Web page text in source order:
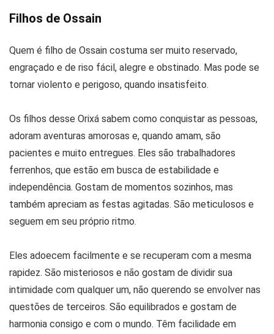
Filhos de Ossain
Quem é filho de Ossain costuma ser muito reservado,
engraçado e de riso fácil, alegre e obstinado. Mas pode se
tornar violento e perigoso, quando insatisfeito.
Os filhos desse Orixá sabem como conquistar as pessoas,
adoram aventuras amorosas e, quando amam, são
pacientes e muito entregues. Eles são trabalhadores
ferrenhos, que estão em busca de estabilidade e
independência. Gostam de momentos sozinhos, mas
também apreciam as festas agitadas. São meticulosos e
seguem em seu próprio ritmo.
Eles adoecem facilmente e se recuperam com a mesma
rapidez. São misteriosos e não gostam de dividir sua
intimidade com qualquer um, não querendo se envolver nas
questões de terceiros. São equilibrados e gostam de
harmonia consigo e com o mundo. Têm facilidade em